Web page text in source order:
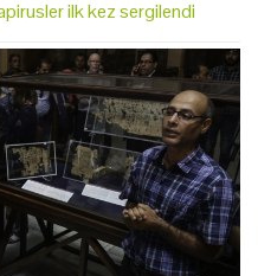
ilk kez sergilendi